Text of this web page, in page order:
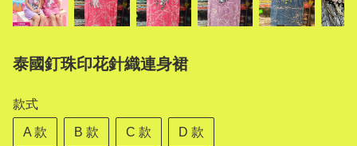
泰國釘珠印花針織連身裙
款式
A 款 B 款 C 款 D 款